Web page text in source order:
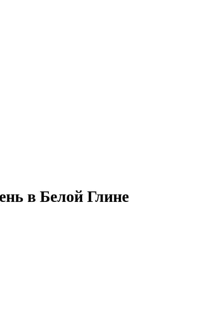
в Белой Глине